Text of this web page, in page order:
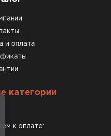
и оплата
категории
к оплате: